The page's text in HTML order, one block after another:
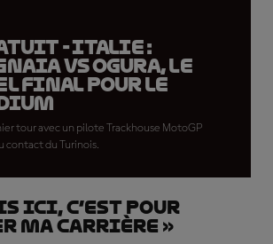
- Italie :
vs Ogura, le
final pour le
tour avec un pilote Trackhouse MotoGP
contact du Turinois.
ici, c’est pour
ma carrière »